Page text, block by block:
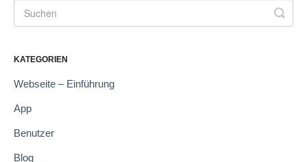
KATEGORIEN
Webseite – Einführung
App
Benutzer
Blog